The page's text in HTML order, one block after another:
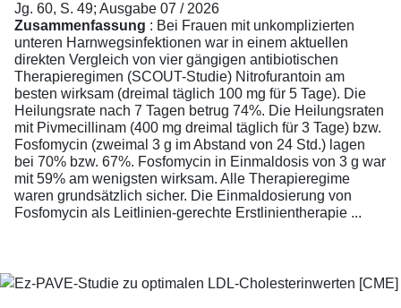
Jg. 60, S. 49; Ausgabe 07 / 2026
Zusammenfassung : Bei Frauen mit unkomplizierten
unteren Harnwegsinfektionen war in einem aktuellen
direkten Vergleich von vier gängigen antibiotischen
Therapieregimen (SCOUT-Studie) Nitrofurantoin am
besten wirksam (dreimal täglich 100 mg für 5 Tage). Die
Heilungsrate nach 7 Tagen betrug 74%. Die Heilungsraten
mit Pivmecillinam (400 mg dreimal täglich für 3 Tage) bzw.
Fosfomycin (zweimal 3 g im Abstand von 24 Std.) lagen
bei 70% bzw. 67%. Fosfomycin in Einmaldosis von 3 g war
mit 59% am wenigsten wirksam. Alle Therapieregime
waren grundsätzlich sicher. Die Einmaldosierung von
Fosfomycin als Leitlinien-gerechte Erstlinientherapie ...